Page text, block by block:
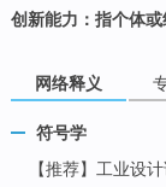
创新能力：指个体
网络释义
符号学
【推荐】工业设